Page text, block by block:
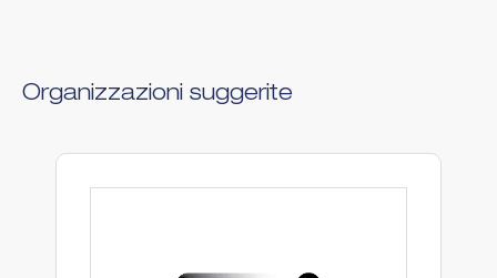
Organizzazioni suggerite